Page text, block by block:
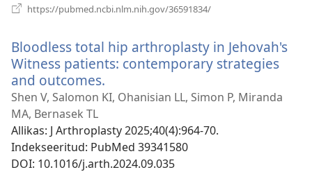
https://pubmed.ncbi.nlm.nih.gov/36591834/
Bloodless total hip arthroplasty in Jehovah's
Witness patients: contemporary strategies
and outcomes.
uue
Shen V, Salomon KI, Ohanisian LL, Simon P, Miranda
MA, Bernasek TL
Allikas‎: J Arthroplasty 2025;40(4):964-70.
Indekseeritud‎: PubMed 39341580
DOI‎: 10.1016/j.arth.2024.09.035